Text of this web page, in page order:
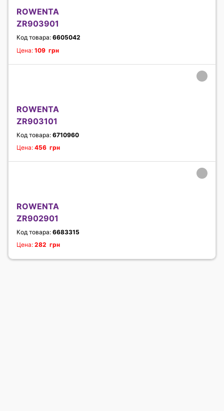
ROWENTA
ZR903901
Код товара: 6605042
Цена: 109 грн
ROWENTA
ZR903101
Код товара: 6710960
Цена: 456 грн
ROWENTA
ZR902901
Код товара: 6683315
Цена: 282 грн